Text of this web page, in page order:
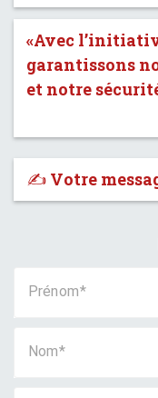
«Avec
garantissons
et notre
✍️ Votre
Prénom
Nom